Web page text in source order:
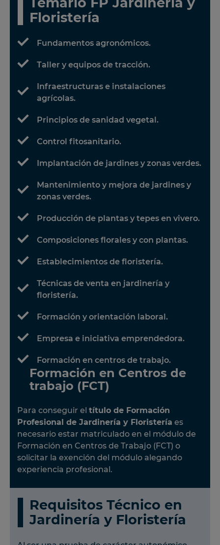
Floristería
Fundamentos agronómicos.
Taller y equipos de tracción.
Infraestructuras e instalaciones
agrícolas.
Principios de sanidad vegetal.
Control fitosanitario.
Implantación de jardines y zonas verdes.
Mantenimiento y mejora de jardines y
zonas verdes.
Producción de plantas y tepes en vivero.
Composiciones florales y con plantas.
Establecimientos de floristería.
Técnicas de venta en jardinería y
floristería.
Formación y orientación laboral.
Empresa e iniciativa emprendedora.
Formación en centros de trabajo.
Formación en Centros de
trabajo (FCT)
Para conseguir el título de Formación
Profesional de Jardinería y Floristería es
necesario estar matriculado en el módulo de
Formación en Centros de Trabajo (FCT) o
solicitar la exención del módulo alegando
experiencia profesional.
Requisitos Técnico en
Jardinería y Floristería